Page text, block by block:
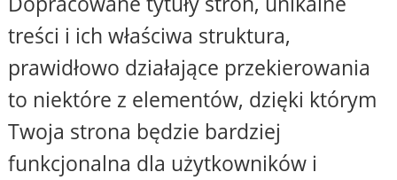
treści i ich właściwa struktura,
prawidłowo działające przekierowania
to niektóre z elementów, dzięki którym
Twoja strona będzie bardziej
funkcjonalna dla użytkowników i